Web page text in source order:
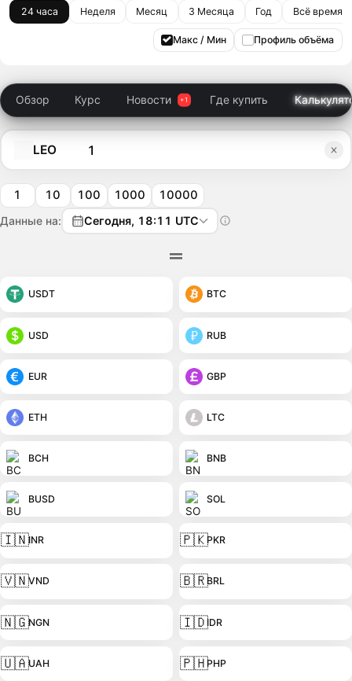
24 часа Неделя Месяц 3 Месяца Год Всё время
Макс / Мин Профиль объёма
Обзор Курс Новости Где купить
LEO
1 10 100 1000 10000
Данные на: Сегодня, 18:11 UTC
USDT BTC
USD RUB
EUR GBP
ETH LTC
BCH BNB
BUSD SOL
🇮🇳INR 🇵🇰PKR
🇻🇳VND 🇧🇷BRL
🇳🇬NGN 🇮🇩IDR
🇺🇦UAH 🇵🇭PHP